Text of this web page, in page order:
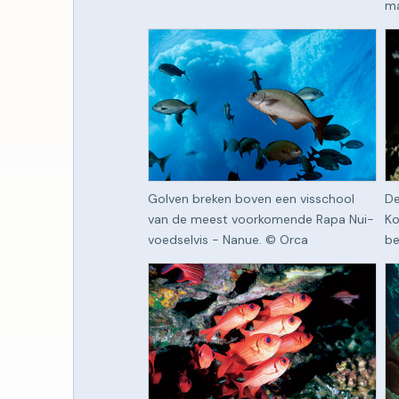
Golven breken boven een visschool
van de meest voorkomende Rapa Nui-
voedselvis - Nanue. © Orca